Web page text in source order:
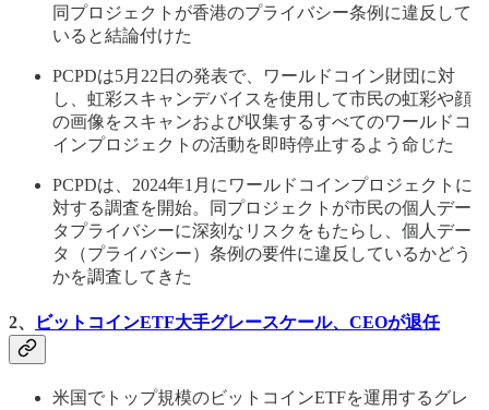
同プロジェクトが香港のプライバシー条例に違反して
いると結論付けた
PCPDは5月22日の発表で、ワールドコイン財団に対
し、虹彩スキャンデバイスを使用して市民の虹彩や顔
の画像をスキャンおよび収集するすべてのワールドコ
インプロジェクトの活動を即時停止するよう命じた
PCPDは、2024年1月にワールドコインプロジェクトに
対する調査を開始。同プロジェクトが市民の個人デー
タプライバシーに深刻なリスクをもたらし、個人デー
タ（プライバシー）条例の要件に違反しているかどう
かを調査してきた
2、 ビットコインETF大手グレースケール、CEOが退任
米国でトップ規模のビットコインETFを運用するグレ